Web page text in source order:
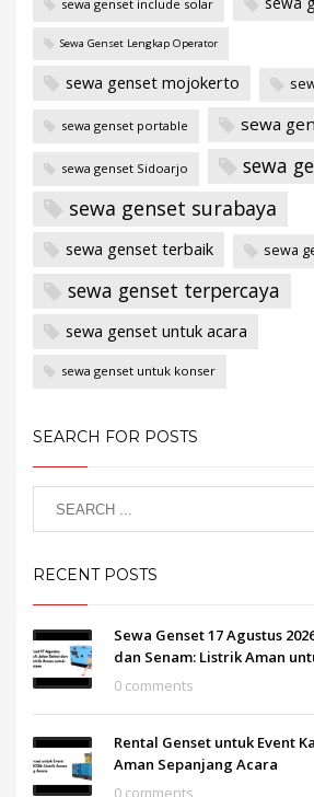
sewa genset include solar
Sewa Genset Lengkap Operator
sewa genset mojokerto
sewa genset portable sewa
sewa genset Sidoarjo
sewa
sewa genset surabaya
sewa genset terbaik sewa
sewa genset terpercaya
sewa genset untuk acara
sewa genset untuk konser
SEARCH FOR POSTS
RECENT POSTS
Sewa Genset 17 Agustus
dan Senam: Listrik Aman
0 comments
Rental Genset untuk Event
Aman Sepanjang Acara
0 comments